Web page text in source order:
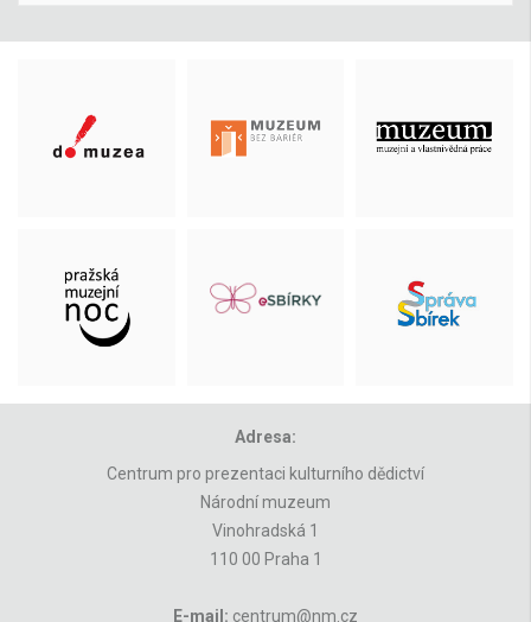
Adresa:
Centrum pro prezentaci kulturního dědictví
Národní muzeum
Vinohradská 1
110 00 Praha 1
E-mail: centrum@nm.cz